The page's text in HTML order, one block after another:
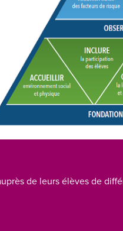
de leurs élèves de